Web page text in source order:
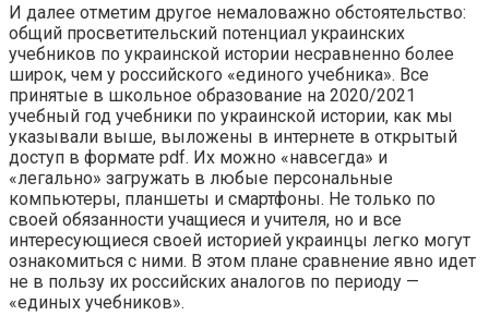
И далее отметим другое немаловажно обстоятельство:
общий просветительский потенциал украинских
учебников по украинской истории несравненно более
широк, чем у российского «единого учебника». Все
принятые в школьное образование на 2020/2021
учебный год учебники по украинской истории, как мы
указывали выше, выложены в интернете в открытый
доступ в формате pdf. Их можно «навсегда» и
«легально» загружать в любые персональные
компьютеры, планшеты и смартфоны. Не только по
своей обязанности учащиеся и учителя, но и все
интересующиеся своей историей украинцы легко могут
ознакомиться с ними. В этом плане сравнение явно идет
не в пользу их российских аналогов по периоду —
«единых учебников».